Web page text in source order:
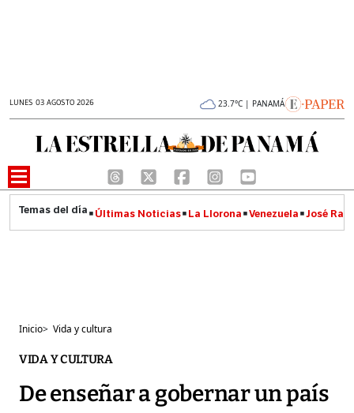
LUNES 03 AGOSTO 2026 23.7°C | PANAMÁ
Últimas Noticias La Llorona Venezuela José
Inicio> Vida y cultura
VIDA Y CULTURA
De enseñar a gobernar un país